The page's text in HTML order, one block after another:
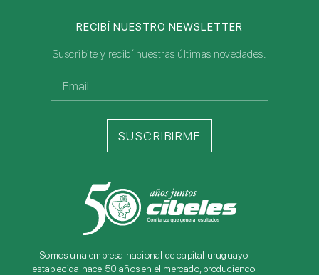
Somos una empresa nacional de capital uruguayo
establecida hace 50 años en el mercado, produciendo
RECIBÍ NUESTRO NEWSLETTER
Suscribite y recibí nuestras últimas novedades.
SUSCRIBIRME